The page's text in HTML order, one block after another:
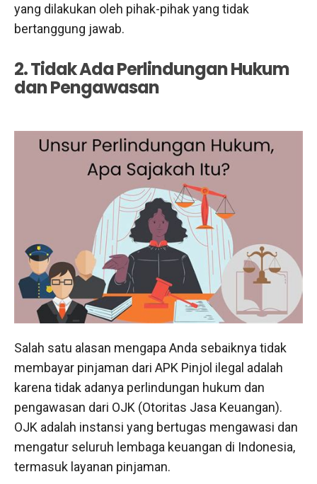
yang dilakukan oleh pihak-pihak yang tidak
bertanggung jawab.
2. Tidak Ada Perlindungan Hukum
dan Pengawasan
Salah satu alasan mengapa Anda sebaiknya tidak
membayar pinjaman dari APK Pinjol ilegal adalah
karena tidak adanya perlindungan hukum dan
pengawasan dari OJK (Otoritas Jasa Keuangan).
OJK adalah instansi yang bertugas mengawasi dan
mengatur seluruh lembaga keuangan di Indonesia,
termasuk layanan pinjaman.